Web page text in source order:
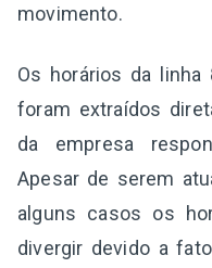
movimento.
Os horários da
foram extraídos
da empresa
Apesar de serem
alguns casos os
divergir devido a